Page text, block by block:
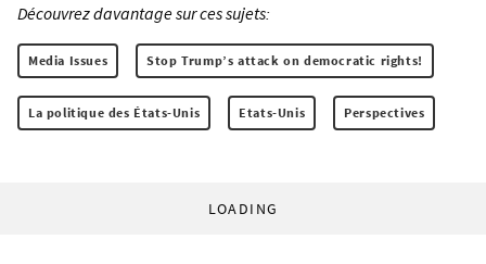
Découvrez davantage sur ces sujets:
Media Issues Stop Trump’s attack on democratic rights!
La politique des États-Unis Etats-Unis Perspectives
LOADING